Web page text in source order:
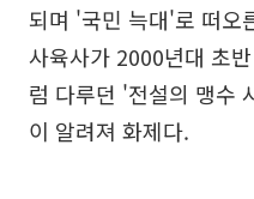
되며 '국민 늑대'로 떠오
사육사가 2000년대 초
럼 다루던 '전설의 맹수
이 알려져 화제다.